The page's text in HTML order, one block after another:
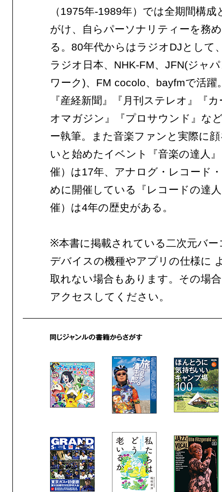
（1975年-1989年）では全期間構成
がけ、自らパーソナリティーを務
る。80年代からはラジオDJとして
ラジオ日本、NHK-FM、JFN(ジャ
ワーク)、FM cocolo、bayfmで活躍
『産経新聞』『月刊ステレオ』『
オマガジン』『プロサウンド』な
ー執筆。また音楽ファンと実際に
いと始めたイベント『音楽の達人
催）は17年、アナログ・レコード
めに開催している『レコードの達
催）は4年の歴史がある。
※本書に掲載されている二次元バー
デバイスの機種やアプリの仕様に
取れない場合もあります。その場
アクセスしてください。